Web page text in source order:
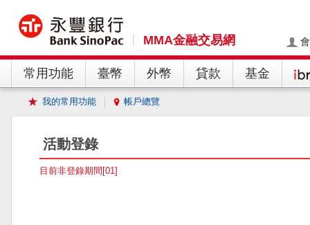
MMA金融交易網
常用功能 臺幣 外幣 貸款 基金
我的常用功能 帳戶總覽
活動登錄
目前非登錄期間[01]